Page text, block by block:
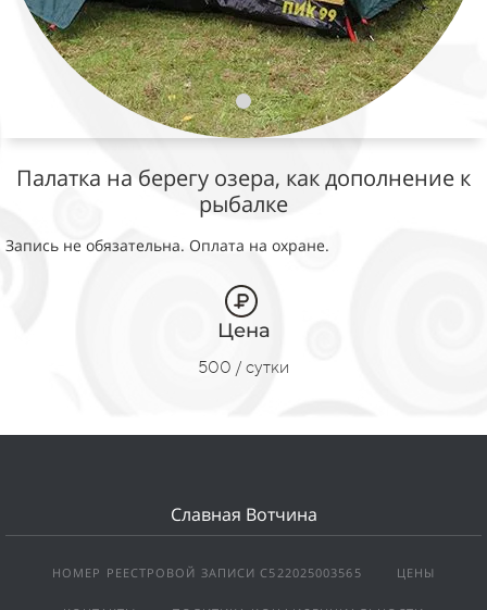
Палатка на берегу озера, как дополнение к
рыбалке
Запись не обязательна. Оплата на охране.
Цена
500 / сутки
Славная Вотчина
НОМЕР РЕЕСТРОВОЙ ЗАПИСИ С522025003565 ЦЕНЫ